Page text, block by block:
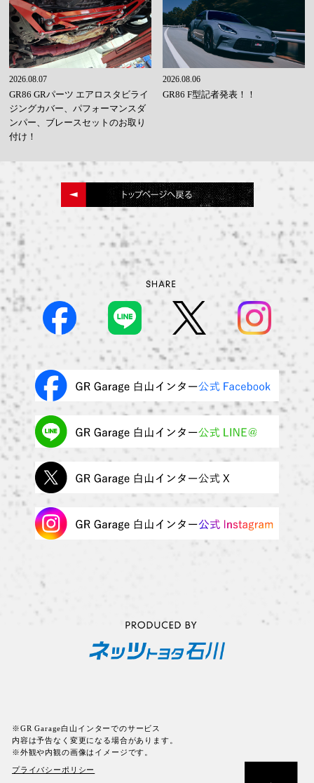
2026.08.07
GR86 GRパーツ エアロスタビライ
ジングカバー、パフォーマンスダ
ンパー、ブレースセットのお取り
付け！
2026.08.06
GR86 F型記者発表！！
※GR Garage白山インターでのサービス
内容は予告なく変更になる場合があります。
※外観や内観の画像はイメージです。
プライバシーポリシー